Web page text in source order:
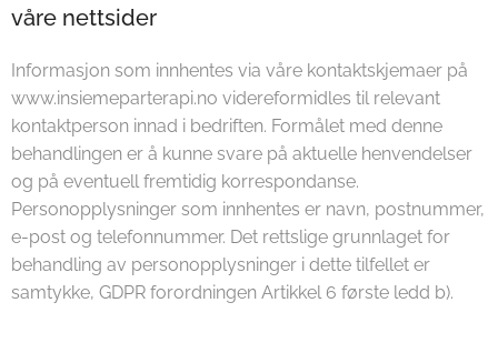
våre nettsider
Informasjon som innhentes via våre kontaktskjemaer på
www.insiemeparterapi.no videreformidles til relevant
kontaktperson innad i bedriften. Formålet med denne
behandlingen er å kunne svare på aktuelle henvendelser
og på eventuell fremtidig korrespondanse.
Personopplysninger som innhentes er navn, postnummer,
e-post og telefonnummer. Det rettslige grunnlaget for
behandling av personopplysninger i dette tilfellet er
samtykke, GDPR forordningen Artikkel 6 første ledd b).